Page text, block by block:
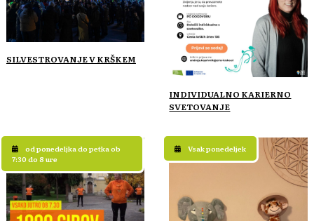
SILVESTROVANJE V KRŠKEM
INDIVIDUALNO KARIERNO
SVETOVANJE
od ponedeljka do petka ob
7:30 do 8 ure
Vsak ponedeljek